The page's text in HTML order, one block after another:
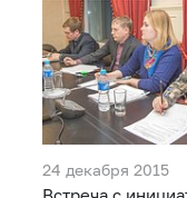
24 декабря 2015